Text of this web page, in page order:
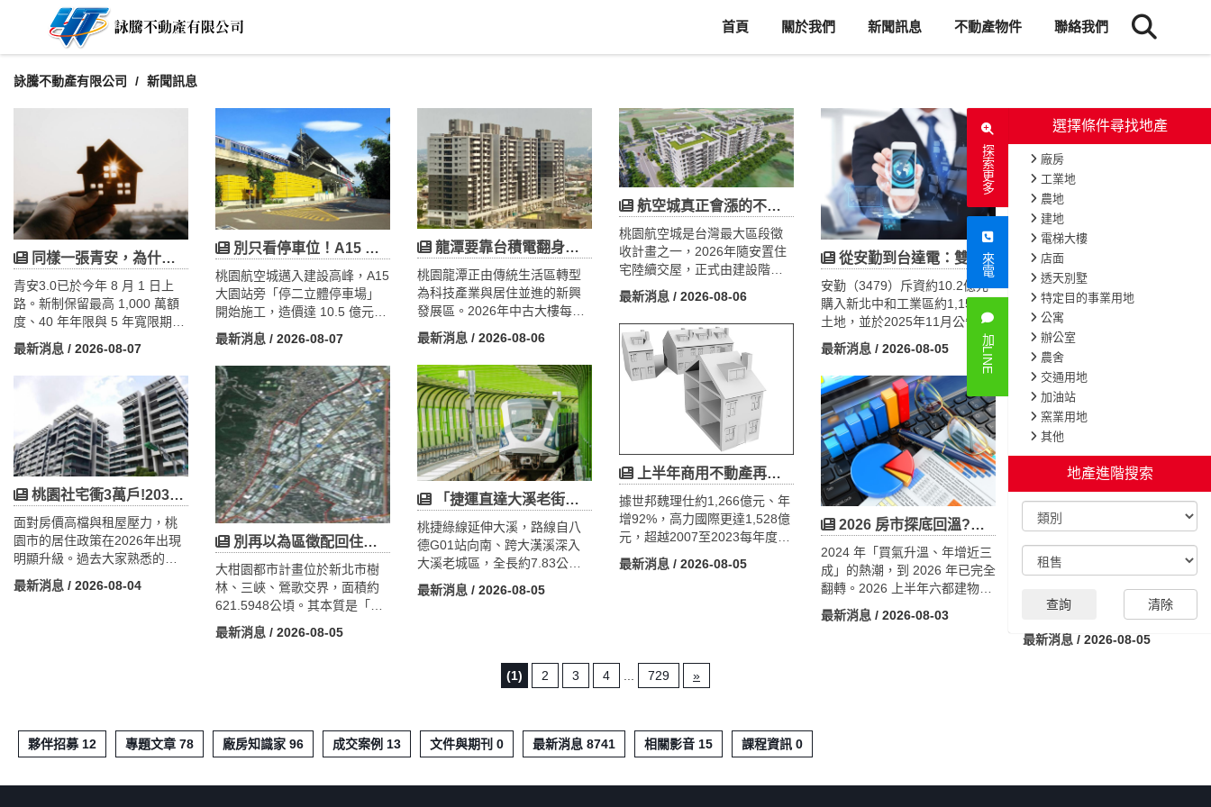
首頁 關於我們 新聞訊息 不動產物件 聯絡我們
選擇條件尋找地產
廠房
工業地
農地
建地
電梯大樓
店面
透天別墅
特定目的事業用地
公寓
辦公室
農舍
交通用地
加油站
窯業用地
其他
地產進階搜索
查詢 清除
探索更多
來電
加LINE
詠騰不動產有限公司 新聞訊息
同樣一張青安，為什麼有人買青埔、有人只能去楊梅？三道門檻揭曉答案
青安3.0已於今年 8 月 1 日上
路。新制保留最高 1,000 萬額
度、40 年年限與 5 年寬限期，
新增申貸須未滿 50 歲、本人年
所得不得逾 200 萬、購屋總價
設上限（桃園上限 2,000
萬），並加碼新婚 1,200 萬、
育兒 1,500 萬，利息補貼三年
後逐年退場。這些門檻正沿著
「婚育、年齡、總價」三軸把
桃園首購族分成買得起核心、
買得起外圍與暫時買不起三種
人。結合桃園實價數據，剖析
青埔、A7、中路藝文、大園、
楊梅、觀音新屋六大首購圈的
區域分流，帶你看懂 2026 桃園
最新消息 / 2026-08-07
別只看停車位！A15 大園站正在長出「轉乘經濟圈」，工商不動產的下一個熱點
桃園航空城邁入建設高峰，A15
大園站旁「停二立體停車場」
開始施工，造價達 10.5 億元，
是桃園升格後造價最高的路外
停車場，預計 2028 年 7 月底
完工。本文結合政府公開數據
指出關鍵落差：因土地徵收，
民營出國停車場陸續退場，公
共停車卻要到 2028 年才到位，
形成「停車空窗期」；而 538
席相對於機場未來 4,500 萬旅
客量與航空城約 30 萬就業紅
利，其實只是起步。文章更從
工商不動產切入，剖析 A15 由
邊陲小站蛻變為「轉乘經濟
圈」核心的過程，點出空窗期
的接駁商機與周邊店面、產專
用地的布局價值。
最新消息 / 2026-08-07
龍潭要靠台積電翻身？龍科三期104公頃「復活」，但關鍵在這一年
桃園龍潭正由傳統生活區轉型
為科技產業與居住並進的新興
發展區。2026年中古大樓每坪
約25～28萬元、新屋約30～35
萬元，與中壢、平鎮仍有價
差，具補漲潛力。發展核心在
於「龍科三期擴建」，規劃約
104公頃、提供約45公頃產業用
地，已納入桃竹苗大矽谷計
畫，未來仍須完成二階環評，
預計2029年取得用地，屬中長
期利多。此外，龍潭運動公園
周邊規劃約260戶社會住宅，有
助提升居住機能與人口導入。
未來住宅、農地與工業地將因
產業布局、土地使用分區及交
通建設而呈現不同發展趨勢，
投資宜以長期角度審慎評估。
最新消息 / 2026-08-06
航空城真正會漲的不是住宅！機場旁產業地、大園工業地才是隱藏引擎
桃園航空城是台灣最大區段徵
收計畫之一，2026年隨安置住
宅陸續交屋，正式由建設階段
邁向人口與產業發展階段。安
置住宅入住帶動大園居住需
求，航空城新都心也承接青埔
外溢效應。然而，航空城真正
的房地產核心不僅是住宅，更
在於機場周邊產業專用區、物
流用地及工業土地發展。隨企
業進駐、交通建設完善，大
園、青埔、觀音、蘆竹等區域
將形成新的產業與生活圈。投
資航空城周邊土地仍需注意使
用分區、開發限制及噪音管制
等因素，掌握長期人口與產業
成長帶來的土地價值變化。
最新消息 / 2026-08-06
從安勤到台達電：雙北工業地買不到了？AI時代企業搶地新戰略
安勤（3479）斥資約10.2億元
購入新北中和工業區約1,158坪
土地，並於2025年11月公告採
「自地委建」方式，由立華營
造承攬約14.64億元總部工程，
土地與建築總投資約24.8億
元。對一家年營收約85億元的
中型工業電腦廠而言，這是一
項極具代表性的長期資產布
局。本文將從工業地產角度，
解析安勤投資策略、自地委建
與租賃、合建的差異，並結合
台達電原地重建案例，探討工
業用地稀缺下企業由租轉買、
建立自有基地的趨勢，以及雙
北土地供給不足帶動需求外溢
桃園，為工業土地、廠房與地
主資產活化帶來的新商機。
最新消息 / 2026-08-05
台達電拆掉「天字第一號」老廠！18億重建案，藏著工業地產3大財富密碼
台達電（2308）於2026年8月
宣布投入約18億元重建桃園龜
山桃園一廠，並規劃取得美國
LEED綠建築認證。相較於今年
高達700億元的資本支出，這項
投資金額不算大，但其代表的
產業意義深遠。台達電選擇拆
除老廠、原地重建，而非另覓
土地設廠，反映出台灣工業用
地日益稀缺下，企業正朝向廠
房更新、立體化利用及智慧綠
建築發展。隨著AI產業持續擴
產，工業地產也迎來新一波升
級契機，不僅帶動老舊廠房重
也讓工業地活化、資產升級及
容積效益成為企業與地主重新
最新消息/ 2026-08-05
上半年商用不動產再創新高，但這是「自用者市場」，投資客該小心什麼？
據世邦魏理仕約1,266億元、年
增92%，高力國際更達1,528億
元，超越2007至2023每年度全
年。真正的引擎不是「資金
潮」，而是AI與半導體供應鏈
單包括美光買竹科力積電廠
房、日月光在南科與竹南購五
因央行信用管制連季衰退、建
商購地年減近三成。這是一個
場，投資人須分清基本面支撐
最新消息 / 2026-08-05
「捷運直達大溪老街」還要等多久？講了近10年，連可行性研究都沒過
桃捷綠線延伸大溪，路線自八
德G01站向南、跨大漢溪深入
大溪老城區，全長約7.83公
里、設5座高架，總經費約
417.44億元，較原本只到埔頂
自償率、運量與桃園多線的優
先順序。由於大溪運量以假日
要求補做運量預測、釐清財務
與優先順序，計畫仍卡在可行
最新消息 / 2026-08-05
別再以為區徵配回住宅地！大柑園89%是工業地，小地主恐配不到地只能領現金
大柑園都市計畫位於新北市樹
林、三峽、鶯歌交界，面積約
621.5948公頃。其本質是「複
合式工業城」——產業用地達
553.5公頃、約占89%，目標打
申請配回的可能是產業地而非
住宅地，面積會縮水，小地主
不到地、只能領低價現金。此
最新消息 / 2026-08-05
送審5年慘遭退回！蘆洲157公頃開發被「一座市場」綁架，市長怒批「拖5年」
蘆洲南北側農業區都市計畫是
新北市近年最大開發案之一，
全案因擬將三重果菜批發市場
遷入蘆洲，牴觸內政部「原地
重建」決議，加上地方反彈，
最新消息 / 2026-08-05
桃園社宅衝3萬戶!2030市府自建近1萬、全市上看1萬5千,達成率已逾8成——居住正義正在加速
面對房價高檔與租屋壓力，桃
園市的居住政策在2026年出現
明顯升級。過去大家熟悉的
「社會住宅」持續加速興建，
目標往2030年自建1萬戶邁進；
路線的最新進度、資格與影響
說清楚。
最新消息 / 2026-08-04
2026 房市探底回溫?六都上半年跌破 10 萬棟,青安 3.0 能救買氣嗎?
2024 年「買氣升溫、年增近三
成」的熱潮，到 2026 年已完全
翻轉。2026 上半年六都建物買
賣移轉棟數約 9 萬 7,428 棟、
年減 2.8%，跌破 10 萬棟、寫
創今年單月最高量。政策面，
最新消息 / 2026-08-03
(1) 2 3 4 729 »
夥伴招募 12 專題文章 78 廠房知識家 96 成交案例 13 文件與期刊 0 最新消息 8741 相關影音 15 課程資訊 0